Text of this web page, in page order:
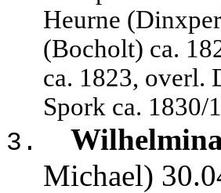
Heurne
(Bocholt) ca.
ca. 1823, overl.
Spork ca.
3. Wil
Michael)